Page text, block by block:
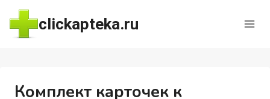
Перейти
содержимому
clickapteka.ru
Комплект карточек к